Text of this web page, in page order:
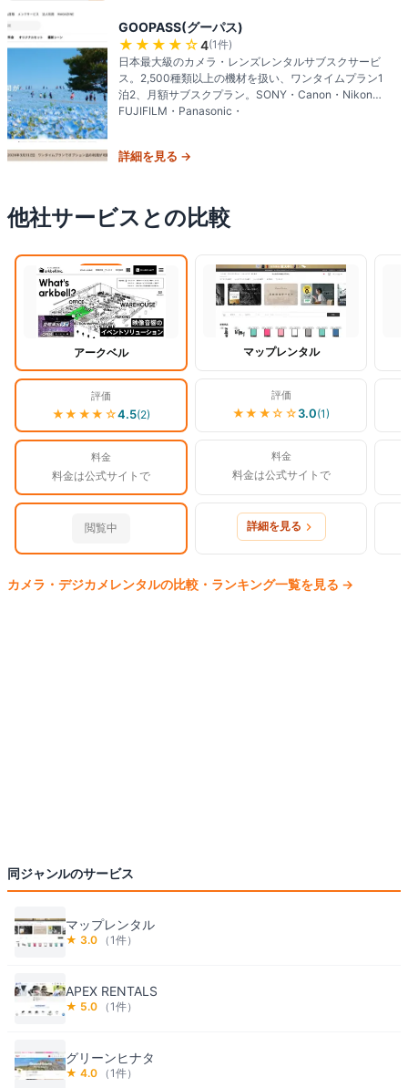
GOOPASS(グーパス)
★★★★ ☆4(1件)
日本最大級のカメラ・レンズレンタルサブスクサービ
ス。2,500種類以上の機材を扱い、ワンタイムプラン1
泊2、月額サブスクプラン。SONY・Canon・Nikon・
FUJIFILM・Panasonic・
詳細を見る →
他社サービスとの比較
閲覧中
アークベル マップレンタル
評価
★★★★ ☆4.5(2)
評価
★★★☆☆3.0(1)
料金
料金は公式サイトで
料金
料金は公式サイトで
閲覧中 詳細を見る
カメラ・デジカメ レンタルの比較・ランキング一覧を見る →
同ジャンルのサービス
マップレンタル
★ 3.0 （1件）
APEX RENTALS
★ 5.0 （1件）
グリーンヒナタ
★ 4.0 （1件）